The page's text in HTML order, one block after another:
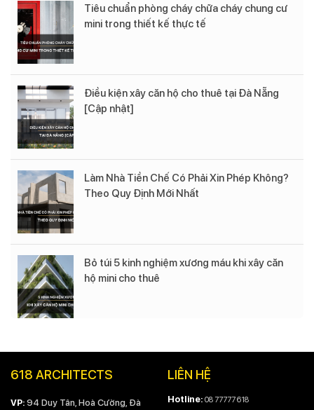
Tiêu chuẩn phòng cháy chữa cháy chung cư
mini trong thiết kế thực tế
Điều kiện xây căn hộ cho thuê tại Đà Nẵng
[Cập nhật]
Làm Nhà Tiền Chế Có Phải Xin Phép Không?
Theo Quy Định Mới Nhất
Bỏ túi 5 kinh nghiệm xương máu khi xây căn
hộ mini cho thuê
618 ARCHITECTS
VP: 94 Duy Tân, Hoà Cường, Đà
LIÊN HỆ
Hotline: 08 77777 618